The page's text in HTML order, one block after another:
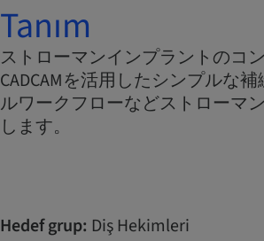
Tanım
ストローマンインプラントのコ
CADCAMを活用したシンプルな
ルワークフローなどストローマ
します。
Hedef grup: Diş Hekimleri